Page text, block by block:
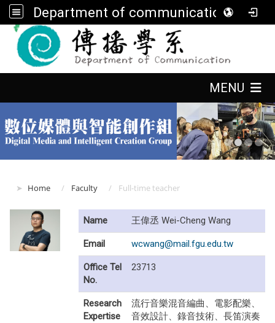
Department of communication, FGU
MENU
Home Faculty Full-time teacher
Name 王偉丞 Wei-Cheng Wang
Email wcwang@mail.fgu.edu.tw
Office Tel
No.
23713
Research
Expertise
流行音樂混音編曲、電影配樂、
音效設計、錄音技術、長笛演奏